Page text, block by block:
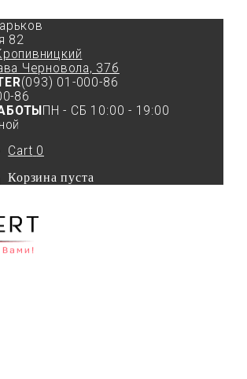
82
Черновола, 37б
(093) 01-000-86
86
ПН - СБ 10:00 - 19:00
Cart 0
Корзина пуста